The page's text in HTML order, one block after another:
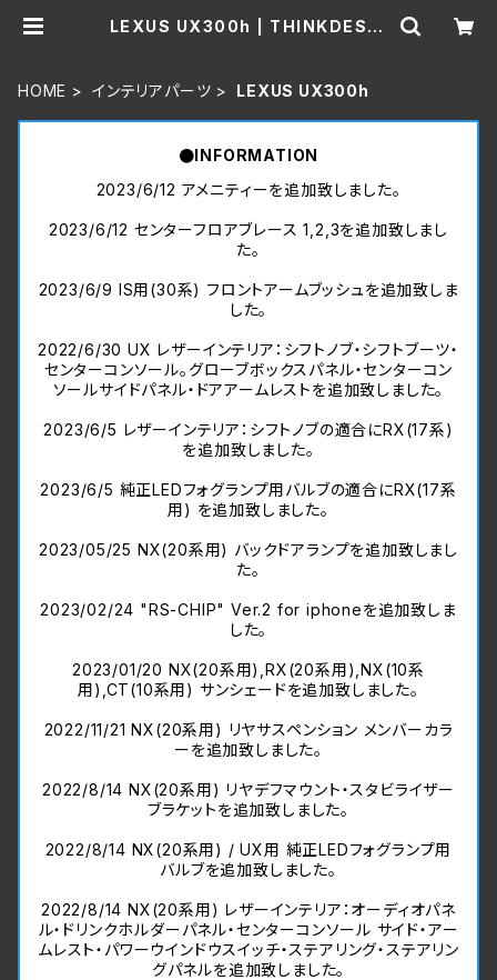
LEXUS UX300h | THINKDESIG
HOME インテリアパーツ LEXUS UX300h
●INFORMATION
2023/6/12 アメニティーを追加致しました。
2023/6/12 センターフロアブレース 1,2,3を追加致しまし
た。
2023/6/9 IS用(30系) フロントアームブッシュを追加致しま
した。
2022/6/30 UX レザーインテリア：シフトノブ・シフトブーツ・
センターコンソール。グローブボックスパネル・センターコン
ソールサイドパネル・ドアアームレストを追加致しました。
2023/6/5 レザーインテリア：シフトノブの適合にRX(17系)
を追加致しました。
2023/6/5 純正LEDフォグランプ用バルブの適合にRX(17系
用) を追加致しました。
2023/05/25 NX(20系用) バックドアランプを追加致しまし
た。
2023/02/24 "RS-CHIP" Ver.2 for iphoneを追加致しま
した。
2023/01/20 NX(20系用),RX(20系用),NX(10系
用),CT(10系用) サンシェードを追加致しました。
2022/11/21 NX(20系用) リヤサスペンション メンバーカラ
ーを追加致しました。
2022/8/14 NX(20系用) リヤデフマウント・スタビライザー
ブラケットを追加致しました。
2022/8/14 NX(20系用) / UX用 純正LEDフォグランプ用
バルブを追加致しました。
2022/8/14 NX(20系用) レザーインテリア：オーディオパネ
ル・ドリンクホルダーパネル・センターコンソール サイド・アー
ムレスト・パワーウインドウスイッチ・ステアリング・ステアリン
グパネルを追加致しました。